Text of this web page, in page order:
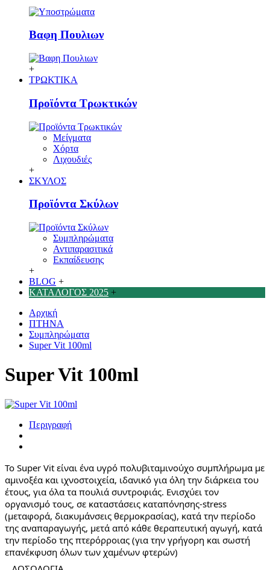
Βαφη Πουλιων
+
ΤΡΩΚΤΙΚΑ
Προϊόντα Τρωκτικών
Μείγματα
Χόρτα
Λιχουδιές
+
ΣΚΥΛΟΣ
Προϊόντα Σκύλων
Συμπληρώματα
Αντιπαρασιτικά
Εκπαίδευσης
+
BLOG +
ΚΑΤΑΛΟΓΟΣ 2025 +
Αρχική
ΠΤΗΝΑ
Συμπληρώματα
Super Vit 100ml
Super Vit 100ml
Περιγραφή
Το Super Vit είναι ένα υγρό πολυβιταμινούχο συμπλήρωμα με
αμινοξέα και ιχνοστοιχεία, ιδανικό για όλη την διάρκεια του
έτους, για όλα τα πουλιά συντροφιάς. Eνισχύει τον
οργανισμό τους, σε καταστάσεις καταπόνησης-stress
(μεταφορά, διακυμάνσεις θερμοκρασίας), κατά την περίοδο
της αναπαραγωγής, μετά από κάθε θεραπευτική αγωγή, κατά
την περίοδο της πτερόρροιας (για την γρήγορη και σωστή
επανέκφυση όλων των χαμένων φτερών)